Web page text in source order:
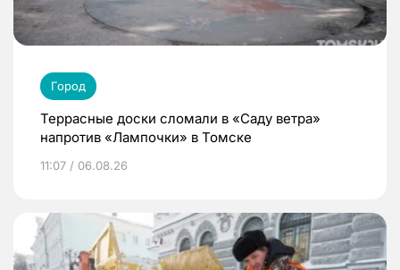
Город
Террасные доски сломали в «Саду ветра»
напротив «Лампочки» в Томске
11:07 / 06.08.26